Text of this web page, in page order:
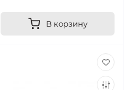
В корзину